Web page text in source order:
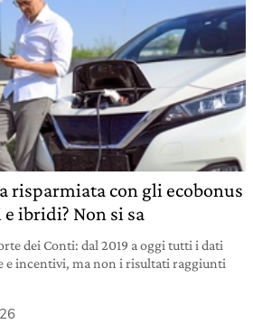
risparmiata con gli ecobonus
ibridi? Non si sa
dei Conti: dal 2019 a oggi tutti i dati
e incentivi, ma non i risultati raggiunti